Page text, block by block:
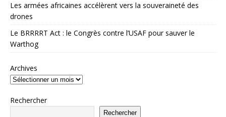
Les armées africaines accélèrent vers la souveraineté des
drones
Le BRRRRT Act : le Congrès contre l’USAF pour sauver le
Warthog
Archives
Rechercher
Rechercher